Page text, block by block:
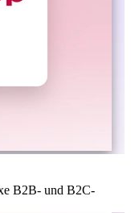
B2B- und B2C-